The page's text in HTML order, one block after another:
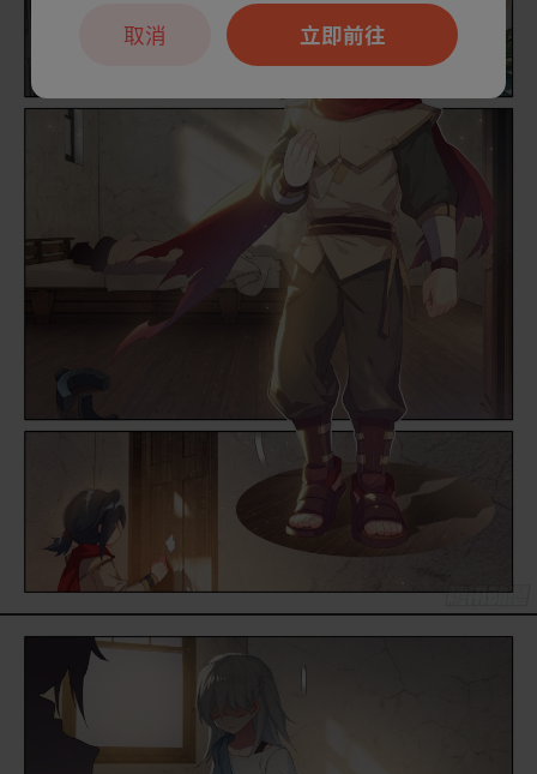
立即前往
取消